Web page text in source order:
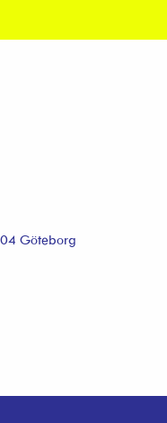
Göteborg